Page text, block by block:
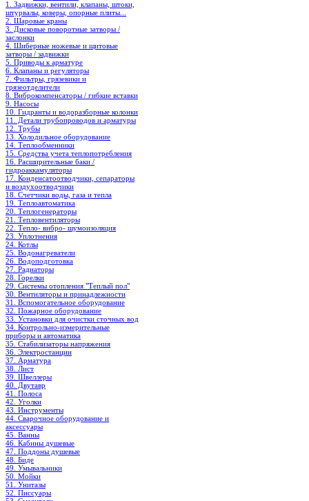
1. Задвижки, вентили, клапаны, штоки,
штурвалы, коверы, опорные плиты...
2. Шаровые краны
3. Дисковые поворотные затворы /
заслонки
4. Шиберные ножевые и щитовые
затворы / задвижки
5. Приводы к арматуре
6. Клапаны и регуляторы
7. Фильтры, грязевики и
грязеотделители
8. Виброкомпенсаторы / гибкие вставки
9. Насосы
10. Гидранты и водоразборные колонки
11. Детали трубопроводов и арматуры
12. Трубы
13. Холодильное oборудование
14. Теплообменники
15. Средства учета теплопотребления
16. Расширительные баки /
гидроаккамуляторы
17. Конденсатоотводчики, сепараторы
и воздухоотводчики
18. Счетчики воды, газа и тепла
19. Теплоавтоматика
20. Теплогенераторы
21. Тепловентиляторы
22. Тепло- вибро- шумоизоляция
23. Уплотнения
24. Котлы
25. Водонагреватели
26. Водоподготовка
27. Радиаторы
28. Горелки
29. Системы отопления "Теплый пол"
30. Вентиляторы и принадлежности
31. Вспомогательное оборудование
32. Пожарное оборудование
33. Установки для очистки сточных вод
34. Контрольно-измерительные
приборы и автоматика
35. Стабилизаторы напряжения
36. Электростанции
37. Арматура
38. Лист
39. Швеллеры
40. Двутавр
41. Полоса
42. Уголки
43. Инструменты
44. Сварочное оборудование и
аксессуары
45. Ванны
46. Кабины душевые
47. Поддоны душевые
48. Биде
49. Умывальники
50. Мойки
51. Унитазы
52. Писсуары